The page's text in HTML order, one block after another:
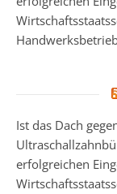
Ist das Dach
erfolgreichen